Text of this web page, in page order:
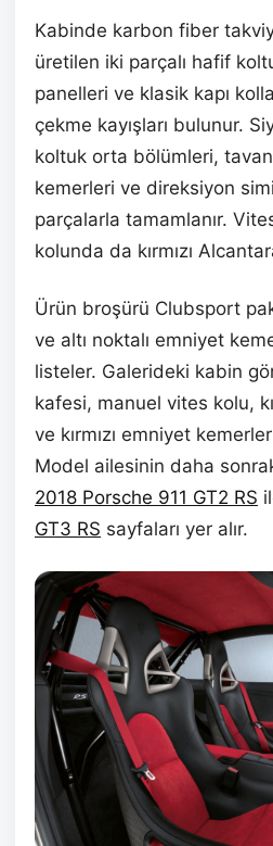
Kabinde karbon fiber
üretilen iki parçalı hafif
panelleri ve klasik kapı
çekme kayışları bulunur.
koltuk orta bölümleri,
kemerleri ve direksiyon
parçalarla tamamlanır.
kolunda da kırmızı
Ürün broşürü Clubsport
ve altı noktalı emniyet
listeler. Galerideki kabin
kafesi, manuel vites kolu,
ve kırmızı emniyet
Model ailesinin daha
2018 Porsche 911 GT2 RS
GT3 RS sayfaları yer alır.